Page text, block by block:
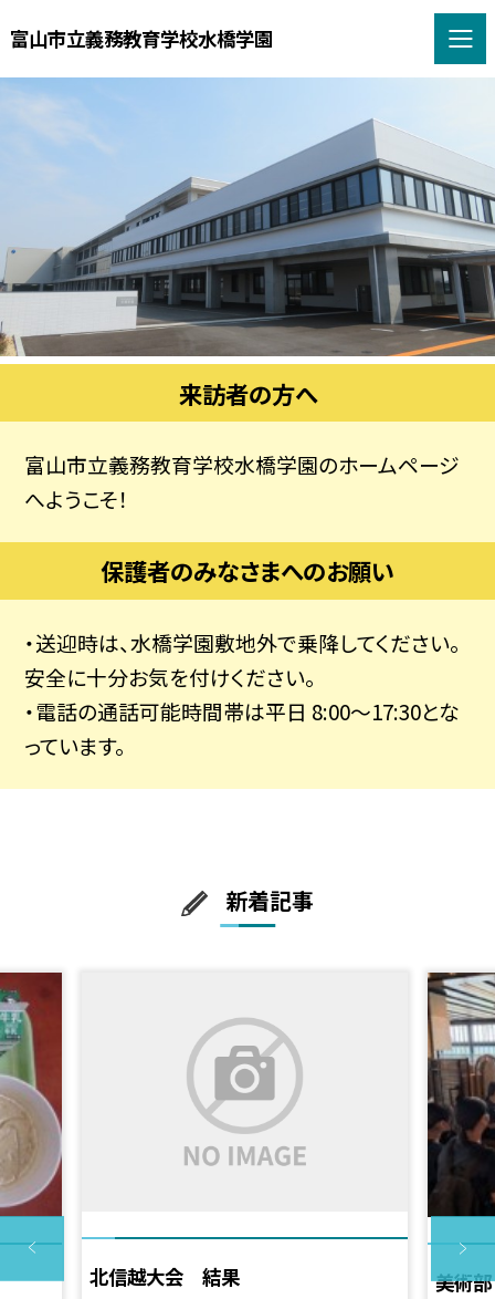
富山市立義務教育学校水橋学園
来訪者の方へ
富山市立義務教育学校水橋学園のホームページ
へようこそ！
保護者のみなさまへのお願い
・送迎時は、水橋学園敷地外で乗降してください。
安全に十分お気を付けください。
・電話の通話可能時間帯は平日 8:00～17:30とな
っています。
新着記事
北信越大会 結果
美術